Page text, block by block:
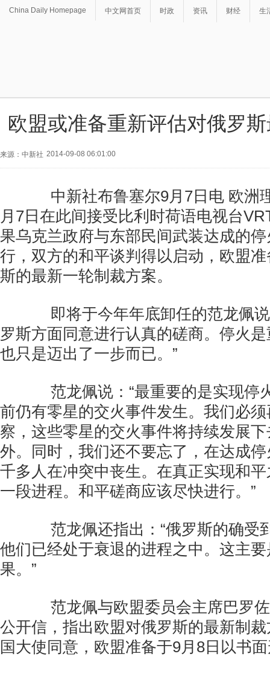
China Daily Homepage 中文网首页 时政 资讯 财经 生
欧盟或准备重新评估对俄罗
来源：中新社 2014-09-08 06:01:00
中新社布鲁塞尔9月7日电 欧洲
月7日在此间接受比利时荷语电视台
果乌克兰政府与东部民间武装达成的
行，双方的和平谈判得以启动，欧盟
斯的最新一轮制裁方案。
即将于今年年底卸任的范龙佩说
罗斯方面同意进行认真的磋商。停火
也只是迈出了一步而已。”
范龙佩说：“最重要的是实现停
前仍有零星的交火事件发生。我们必
察，这些零星的交火事件将持续发展
外。同时，我们还不要忘了，在达成
千多人在冲突中丧生。在真正实现和
一段进程。和平磋商应该尽快进行。”
范龙佩还指出：“俄罗斯的确受
他们已经处于衰退的进程之中。这主
果。”
范龙佩与欧盟委员会主席巴罗佐
公开信，指出欧盟对俄罗斯的最新制
国大使同意，欧盟准备于9月8日以书